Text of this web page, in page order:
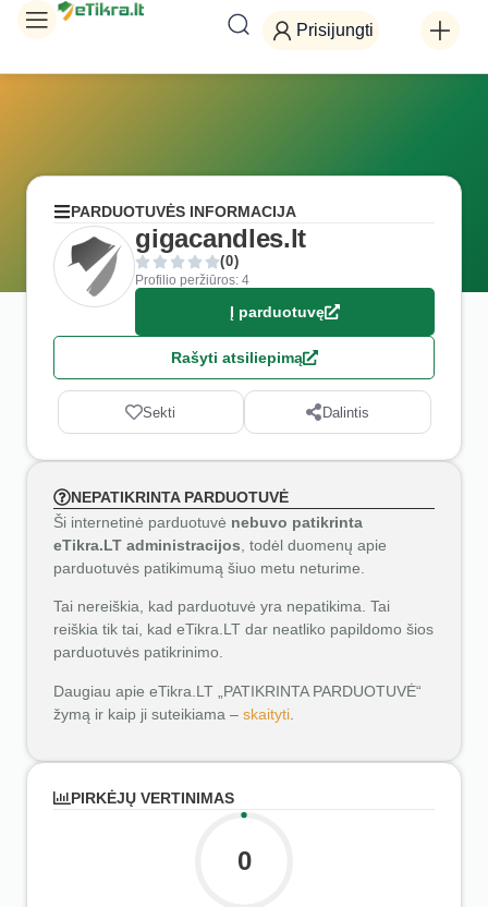
Prisijungti
PARDUOTUVĖS INFORMACIJA
gigacandles.lt
(0)
Profilio peržiūros: 4
Į parduotuvę
Rašyti atsiliepimą
Sekti Dalintis
NEPATIKRINTA PARDUOTUVĖ
Ši internetinė parduotuvė nebuvo patikrinta
eTikra.LT administracijos , todėl duomenų apie
parduotuvės patikimumą šiuo metu neturime.
Tai nereiškia, kad parduotuvė yra nepatikima. Tai
reiškia tik tai, kad eTikra.LT dar neatliko papildomo šios
parduotuvės patikrinimo.
Daugiau apie eTikra.LT „PATIKRINTA PARDUOTUVĖ“
žymą ir kaip ji suteikiama – skaityti
PIRKĖJŲ VERTINIMAS
0